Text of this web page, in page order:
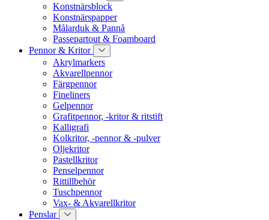
Konstnärsblock
Konstnärspapper
Målarduk & Pannå
Passepartout & Foamboard
Pennor & Kritor
Akrylmarkers
Akvarellpennor
Färgpennor
Fineliners
Gelpennor
Grafitpennor, -kritor & ritstift
Kalligrafi
Kolkritor, -pennor & -pulver
Oljekritor
Pastellkritor
Penselpennor
Rittillbehör
Tuschpennor
Vax- & Akvarellkritor
Penslar